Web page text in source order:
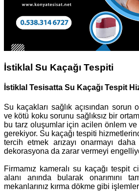
İstiklal Su Kaçağı Tespiti
İstiklal Tesisatta Su Kaçağı Tespit
Su kaçakları sağlık açısından sorun
ve kötü koku sorunu sağlıksız bir
bu tarz oluşumlar için acilen önlem ve
gerekiyor. Su kaçağı tespiti
tercih etmek arızayı onarmayı
dekorasyona da zarar vermeyi
Firmamız kameralı su kaçağı tespit
alanı anında bularak onarımını
mekanlarınız kırma dökme gibi